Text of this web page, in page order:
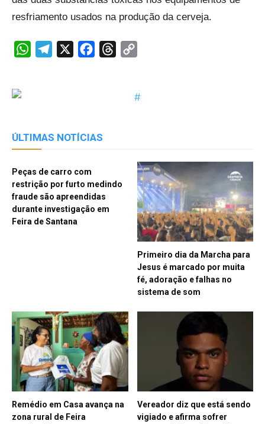
resfriamento usados na produção da cerveja.
WhatsAppTelegram FacebookThreads
ÚLTIMAS NOTÍCIAS
Peças de carro com
restrição por furto medindo
fraude são apreendidas
durante investigação em
Feira de Santana
Primeiro dia da Marcha para
Jesus é marcado por muita
fé, adoração e falhas no
sistema de som
Remédio em Casa avança na
zona rural de Feira
Vereador diz que está sendo
vigiado e afirma sofrer